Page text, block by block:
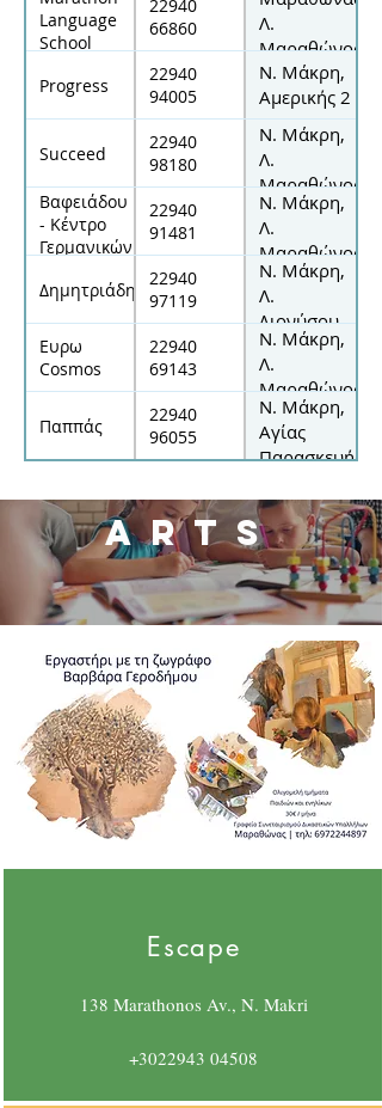
60
Language
School
22940
66860
Λ.
Μαραθώνος
126
Progress
22940
94005
Ν. Μάκρη,
Αμερικής 2
Succeed
22940
98180
Ν. Μάκρη,
Λ.
Μαραθώνος
137,
Βαφειάδου
- Κέντρο
Γερμανικών
22940
91481
Ν. Μάκρη,
Λ.
Μαραθώνος
89
Δημητριάδης
22940
97119
Ν. Μάκρη,
Λ.
Διονύσου
29
Ευρω
Cosmos
22940
69143
Ν. Μάκρη,
Λ.
Μαραθώνος
& Αγ.
Παρασκευής
Παππάς
22940
96055
Ν. Μάκρη,
Αγίας
Παρασκευής
Arts
Escape
138 Marathonos Av., N. Makri
+3022943 04508